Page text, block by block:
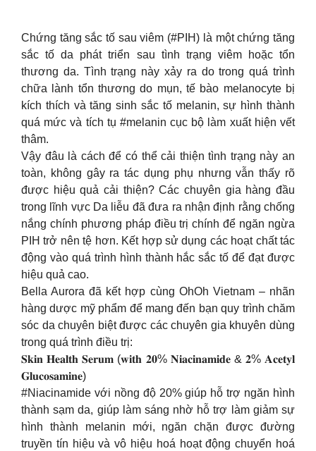
Chứng tăng sắc tố sau viêm (#PIH) là một chứng tăng
sắc tố da phát triển sau tình trạng viêm hoặc tổn
thương da. Tình trạng này xảy ra do trong quá trình
chữa lành tổn thương do mụn, tế bào melanocyte bị
kích thích và tăng sinh sắc tố melanin, sự hình thành
quá mức và tích tụ #melanin cục bộ làm xuất hiện vết
thâm.
Vậy đâu là cách để có thể cải thiện tình trạng này an
toàn, không gây ra tác dụng phụ nhưng vẫn thấy rõ
được hiệu quả cải thiện? Các chuyên gia hàng đầu
trong lĩnh vực Da liễu đã đưa ra nhận định rằng chống
nắng chính phương pháp điều trị chính để ngăn ngừa
PIH trở nên tệ hơn. Kết hợp sử dụng các hoạt chất tác
động vào quá trình hình thành hắc sắc tố để đạt được
hiệu quả cao.
Bella Aurora đã kết hợp cùng OhOh Vietnam – nhãn
hàng dược mỹ phẩm để mang đến bạn quy trình chăm
sóc da chuyên biệt được các chuyên gia khuyên dùng
trong quá trình điều trị:
𝐒𝐤𝐢𝐧 𝐇𝐞𝐚𝐥𝐭𝐡 𝐒𝐞𝐫𝐮𝐦 (𝐰𝐢𝐭𝐡 𝟐𝟎% 𝐍𝐢𝐚𝐜𝐢𝐧𝐚𝐦𝐢𝐝𝐞 & 𝟐% 𝐀𝐜𝐞𝐭𝐲𝐥
𝐆𝐥𝐮𝐜𝐨𝐬𝐚𝐦𝐢𝐧𝐞)
#Niacinamide với nồng độ 20% giúp hỗ trợ ngăn hình
thành sạm da, giúp làm sáng nhờ hỗ trợ làm giảm sự
hình thành melanin mới, ngăn chặn được đường
truyền tín hiệu và vô hiệu hoá hoạt động chuyển hoá